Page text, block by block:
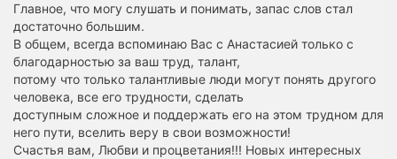
Главное, что могу слушать и понимать, запас слов стал
достаточно большим.
В общем, всегда вспоминаю Вас с Анастасией только с
благодарностью за ваш труд, талант,
потому что только талантливые люди могут понять другого
человека, все его трудности, сделать
доступным сложное и поддержать его на этом трудном для
него пути, вселить веру в свои возможности!
Счастья вам, Любви и процветания!!! Новых интересных